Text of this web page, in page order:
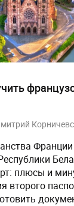
плюсы и
второго